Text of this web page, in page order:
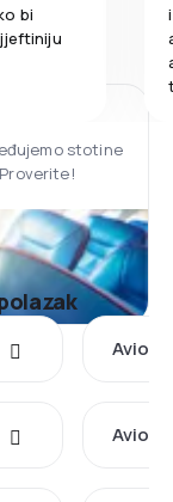
bi
stotine
Avio
Avio